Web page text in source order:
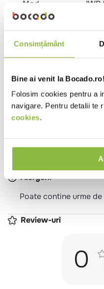
Consimțământ
Bine ai venit la Bocado.ro!
Folosim cookies pentru a
navigare. Pentru detalii te
cookies.
Mod
congelare
IWP
Tip
local
Bistro Cafenea
Restaurant
Potrivit pentru
Ingrediente
Carne de manzat
Alergeni
Poate contine urme de
Review-uri
0